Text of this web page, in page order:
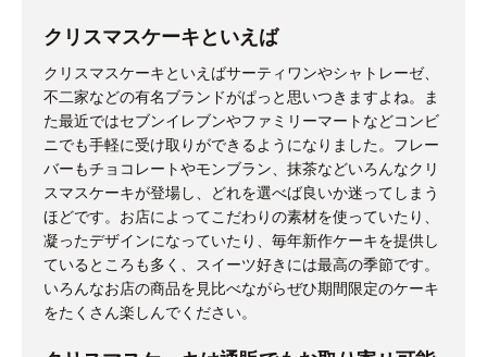
クリスマスケーキといえば
クリスマスケーキといえばサーティワンやシャトレーゼ、
不二家などの有名ブランドがぱっと思いつきますよね。ま
た最近ではセブンイレブンやファミリーマートなどコンビ
ニでも手軽に受け取りができるようになりました。フレー
バーもチョコレートやモンブラン、抹茶などいろんなクリ
スマスケーキが登場し、どれを選べば良いか迷ってしまう
ほどです。お店によってこだわりの素材を使っていたり、
凝ったデザインになっていたり、毎年新作ケーキを提供し
ているところも多く、スイーツ好きには最高の季節です。
いろんなお店の商品を見比べながらぜひ期間限定のケーキ
をたくさん楽しんでください。